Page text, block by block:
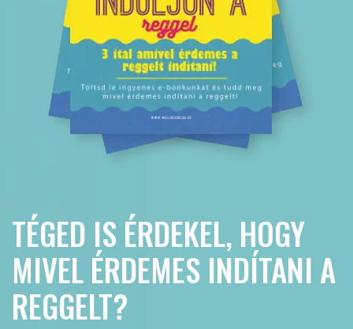
TÉGED IS ÉRDEKEL, HOGY
MIVEL ÉRDEMES INDÍTANI A
REGGELT?